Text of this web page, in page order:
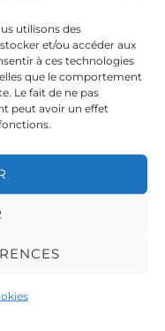
utilisons des
et/ou accéder aux
à ces technologies
que le comportement
Le fait de ne pas
peut avoir un effet
EHPAD